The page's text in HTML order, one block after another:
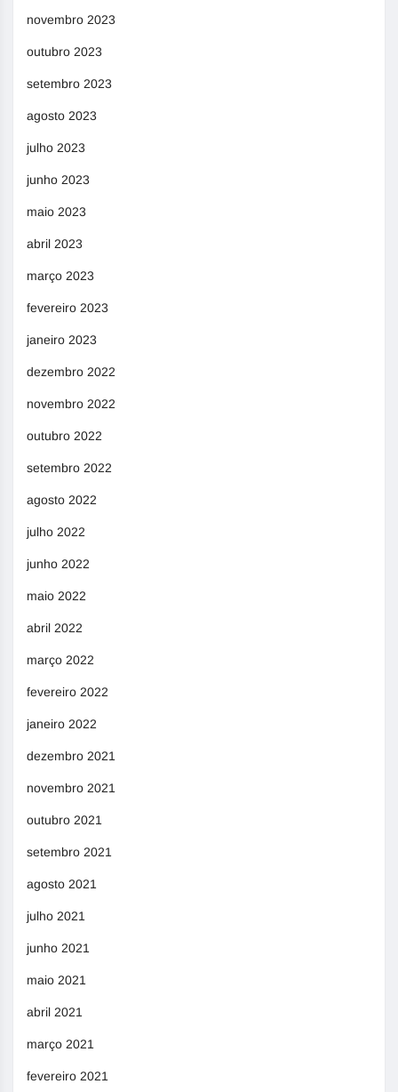
novembro 2023
outubro 2023
setembro 2023
agosto 2023
julho 2023
junho 2023
maio 2023
abril 2023
março 2023
fevereiro 2023
janeiro 2023
dezembro 2022
novembro 2022
outubro 2022
setembro 2022
agosto 2022
julho 2022
junho 2022
maio 2022
abril 2022
março 2022
fevereiro 2022
janeiro 2022
dezembro 2021
novembro 2021
outubro 2021
setembro 2021
agosto 2021
julho 2021
junho 2021
maio 2021
abril 2021
março 2021
fevereiro 2021